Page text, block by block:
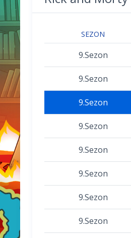
SEZON
9.Sezon
9.Sezon
9.Sezon
9.Sezon
9.Sezon
9.Sezon
9.Sezon
9.Sezon